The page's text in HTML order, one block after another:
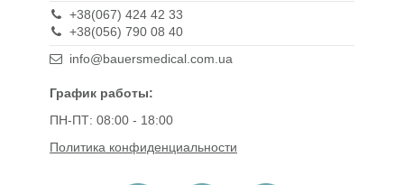
+38(067) 424 42 33
+38(056) 790 08 40
info@bauersmedical.com.ua
График работы:
ПН-ПТ: 08:00 - 18:00
Политика конфиденциальности